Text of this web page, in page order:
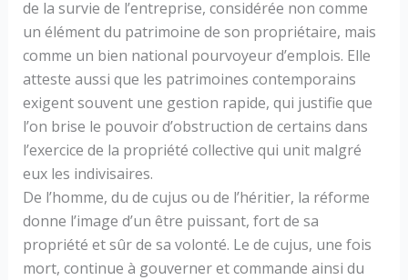
de la survie de l’entreprise, considérée non comme
un élément du patrimoine de son propriétaire, mais
comme un bien national pourvoyeur d’emplois. Elle
atteste aussi que les patrimoines contemporains
exigent souvent une gestion rapide, qui justifie que
l’on brise le pouvoir d’obstruction de certains dans
l’exercice de la propriété collective qui unit malgré
eux les indivisaires.
De l’homme, du de cujus ou de l’héritier, la réforme
donne l’image d’un être puissant, fort de sa
propriété et sûr de sa volonté. Le de cujus, une fois
mort, continue à gouverner et commande ainsi du